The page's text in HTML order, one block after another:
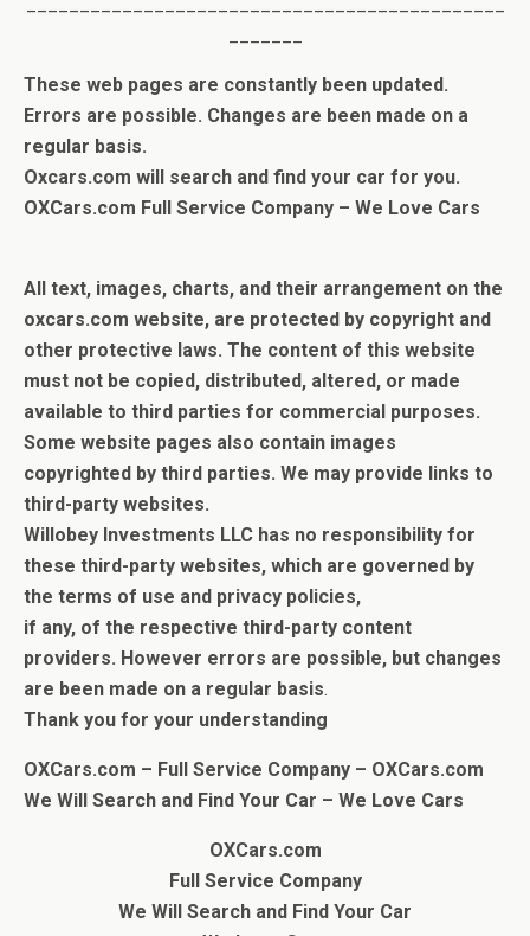
These web pages are constantly been updated.
Errors are possible. Changes are been made on a
regular basis.
Oxcars.com will search and find your car for you.
OXCars.com Full Service Company – We Love Cars
All text, images, charts, and their arrangement on the
oxcars.com website, are protected by copyright and
other protective laws. The content of this website
must not be copied, distributed, altered, or made
available to third parties for commercial purposes.
Some website pages also contain images
copyrighted by third parties. We may provide links to
third-party websites.
Willobey Investments LLC has no responsibility for
these third-party websites, which are governed by
the terms of use and privacy policies,
if any, of the respective third-party content
providers. However errors are possible, but changes
are been made on a regular basis.
Thank you for your understanding
OXCars.com – Full Service Company – OXCars.com
We Will Search and Find Your Car – We Love Cars
OXCars.com
Full Service Company
We Will Search and Find Your Car